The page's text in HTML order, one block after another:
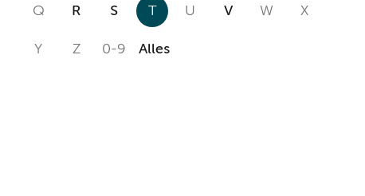
Q R S T U V W X
Y Z 0-9 Alles